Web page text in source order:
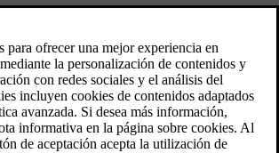
y reparación
acondicionado contiene localizadores
utilizarse luz ultravioleta para localizar fugas.
se ponga en contacto con un taller autorizado